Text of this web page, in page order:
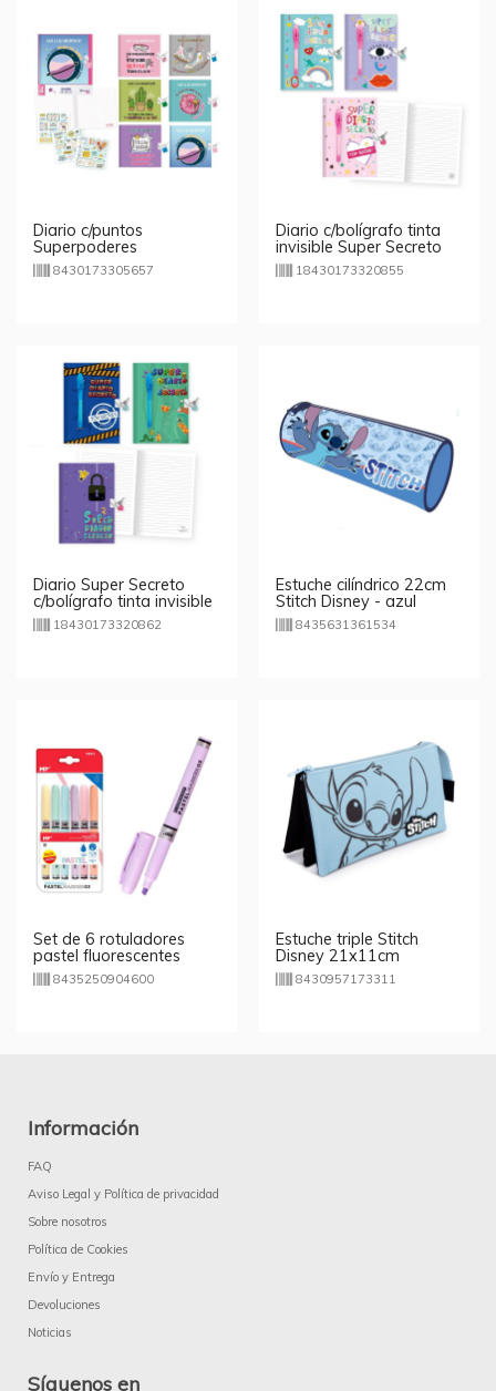
Diario c/puntos
Superpoderes
8430173305657
Diario c/bolígrafo tinta
invisible Super Secreto
18430173320855
Diario Super Secreto
c/bolígrafo tinta invisible
18430173320862
Estuche cilíndrico 22cm
Stitch Disney - azul
8435631361534
Set de 6 rotuladores
pastel fluorescentes
8435250904600
Estuche triple Stitch
Disney 21x11cm
8430957173311
Información
FAQ
Aviso Legal y Política de privacidad
Sobre nosotros
Política de Cookies
Envío y Entrega
Devoluciones
Noticias
Síguenos en